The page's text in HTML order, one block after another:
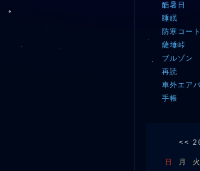
酷暑日
睡眠
防寒コート
薩埵峠
ブルゾン
再読
車外エア
手帳
<<
日 月 火